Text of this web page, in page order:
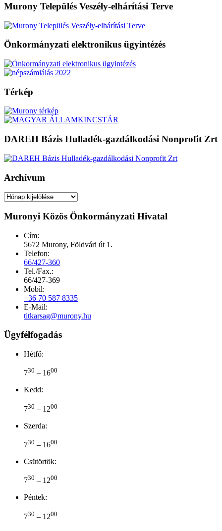
Murony Település Veszély-elhárítási Terve
Önkormányzati elektronikus ügyintézés
Térkép
DAREH Bázis Hulladék-gazdálkodási Nonprofit Zrt
Archívum
Archívum
Muronyi Közös Önkormányzati Hivatal
Cím:
5672 Murony, Földvári út 1.
Telefon:
66/427-360
Tel./Fax.:
66/427-369
Mobil:
+36 70 587 8335
E-Mail:
titkarsag@murony.hu
Ügyfélfogadás
Hétfő:
730 – 1600
Kedd:
730 – 1200
Szerda:
730 – 1600
Csütörtök:
730 – 1200
Péntek:
730 – 1200